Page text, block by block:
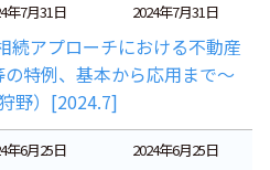
年7月31日 2024年7月31日
アプローチにおける不動産
特例、基本から応用まで～
狩野）[2024.7]
年6月25日 2024年6月25日